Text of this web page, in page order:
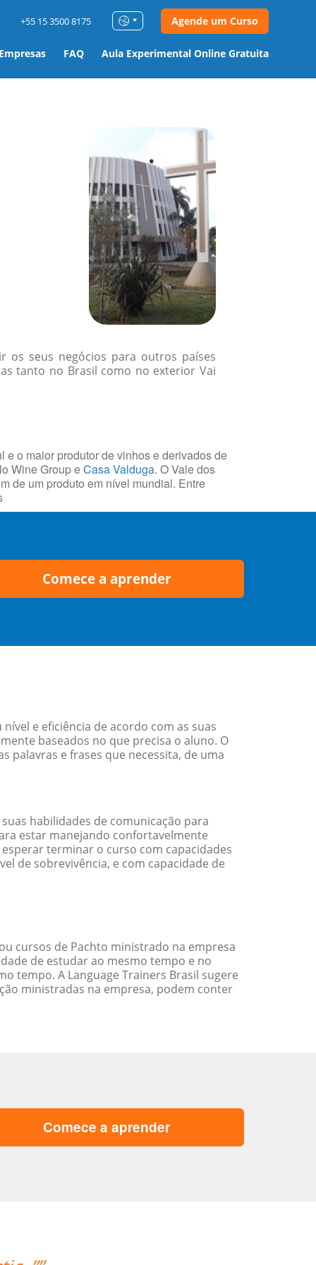
FAQ Aula Experimental Online Gratuita
+55 15 3500 8175 Agende um Curso
os seus negócios para outros países
tanto no Brasil como no exterior Vai
o maior produtor de vinhos e derivados de
Wine Group eCasa Valduga. O Vale dos
de um produto em nível mundial. Entre
Comece a aprender
e eficiência de acordo com as suas
baseados no que precisa o aluno. O
palavras e frases que necessita, de uma
habilidades de comunicação para
estar manejando confortavelmente
terminar o curso com capacidades
de sobrevivência, e com capacidade de
cursos de Pachto ministrado na empresa
de estudar ao mesmo tempo e no
tempo. A Language Trainers Brasil sugere
ministradas na empresa, podem conter
Comece a aprender